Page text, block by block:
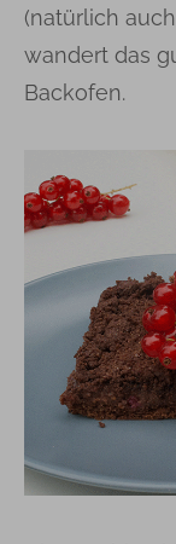
(natürlich
wandert das
Backofen.